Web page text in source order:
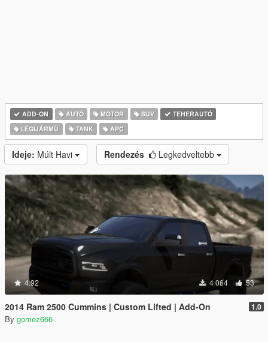
ADD-ON AUTÓ MOTOR SUV
TEHERAUTÓ
LÉGIJÁRMŰ
TANK APC
Ideje: Múlt Havi Rendezés Legkedveltebb
4.92 4 064 53
2014 Ram 2500 Cummins | Custom Lifted | Add-On 1.0
By gomez666